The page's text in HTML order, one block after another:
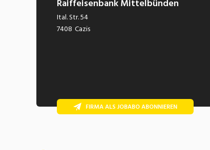
Raiffeisenbank Mittelbünden
Ital. Str. 54
7408 Cazis
FIRMA ALS JOBABO ABONNIEREN